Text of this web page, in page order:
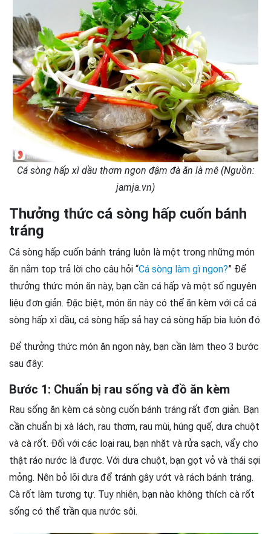
Cá sòng hấp xì dầu thơm ngon đậm đà ăn là mê (Nguồn:
jamja.vn)
Thưởng thức cá sòng hấp cuốn bánh
tráng
Cá sòng hấp cuốn bánh tráng luôn là một trong những món
ăn nằm top trả lời cho câu hỏi “Cá sòng làm gì ngon?” Để
thưởng thức món ăn này, bạn cần cá hấp và một số nguyên
liệu đơn giản. Đặc biệt, món ăn này có thể ăn kèm với cả cá
sòng hấp xì dầu, cá sòng hấp sả hay cá sòng hấp bia luôn đó.
Để thưởng thức món ăn ngon này, bạn cần làm theo 3 bước
sau đây:
Bước 1: Chuẩn bị rau sống và đồ ăn kèm
Rau sống ăn kèm cá sòng cuốn bánh tráng rất đơn giản. Bạn
cần chuẩn bị xà lách, rau thơm, rau mùi, húng quế, dưa chuột
và cà rốt. Đối với các loại rau, bạn nhặt và rửa sạch, vẩy cho
thật ráo nước là được. Với dưa chuột, bạn gọt vỏ và thái sợi
mỏng. Nên bỏ lõi dưa để tránh gây ướt và rách bánh tráng.
Cà rốt làm tương tự. Tuy nhiên, bạn nào không thích cà rốt
sống có thể trần qua nước sôi.